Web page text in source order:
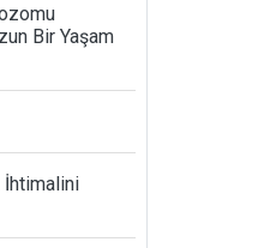
Bir Yaşam
İhtimalini